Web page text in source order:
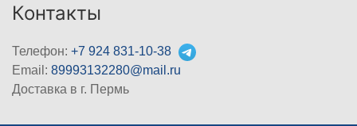
Контакты
Телефон: +7 924 831-10-38
Email: 89993132280@mail.ru
Доставка в г. Пермь